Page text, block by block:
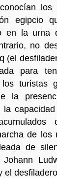
los
egipcio
en la urna
no
(el
para
turistas
la
la
de los
de
el